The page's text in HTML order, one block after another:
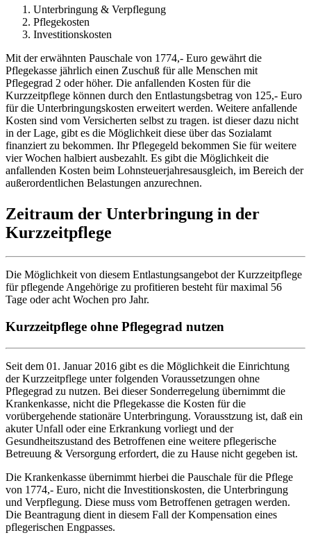
Unterbringung & Verpflegung
Pflegekosten
Investitionskosten
Mit der erwähnten Pauschale von 1774,- Euro gewährt die
Pflegekasse jährlich einen Zuschuß für alle Menschen mit
Pflegegrad 2 oder höher. Die anfallenden Kosten für die
Kurzzeitpflege können durch den Entlastungsbetrag von 125,- Euro
für die Unterbringungskosten erweitert werden. Weitere anfallende
Kosten sind vom Versicherten selbst zu tragen. ist dieser dazu nicht
in der Lage, gibt es die Möglichkeit diese über das Sozialamt
finanziert zu bekommen. Ihr Pflegegeld bekommen Sie für weitere
vier Wochen halbiert ausbezahlt. Es gibt die Möglichkeit die
anfallenden Kosten beim Lohnsteuerjahresausgleich, im Bereich der
außerordentlichen Belastungen anzurechnen.
Zeitraum der Unterbringung in der
Kurzzeitpflege
Die Möglichkeit von diesem Entlastungsangebot der Kurzzeitpflege
für pflegende Angehörige zu profitieren besteht für maximal 56
Tage oder acht Wochen pro Jahr.
Kurzzeitpflege ohne Pflegegrad nutzen
Seit dem 01. Januar 2016 gibt es die Möglichkeit die Einrichtung
der Kurzzeitpflege unter folgenden Voraussetzungen ohne
Pflegegrad zu nutzen. Bei dieser Sonderregelung übernimmt die
Krankenkasse, nicht die Pflegekasse die Kosten für die
vorübergehende stationäre Unterbringung. Vorausstzung ist, daß ein
akuter Unfall oder eine Erkrankung vorliegt und der
Gesundheitszustand des Betroffenen eine weitere pflegerische
Betreuung & Versorgung erfordert, die zu Hause nicht gegeben ist.
Die Krankenkasse übernimmt hierbei die Pauschale für die Pflege
von 1774,- Euro, nicht die Investitionskosten, die Unterbringung
und Verpflegung. Diese muss vom Betroffenen getragen werden.
Die Beantragung dient in diesem Fall der Kompensation eines
pflegerischen Engpasses.